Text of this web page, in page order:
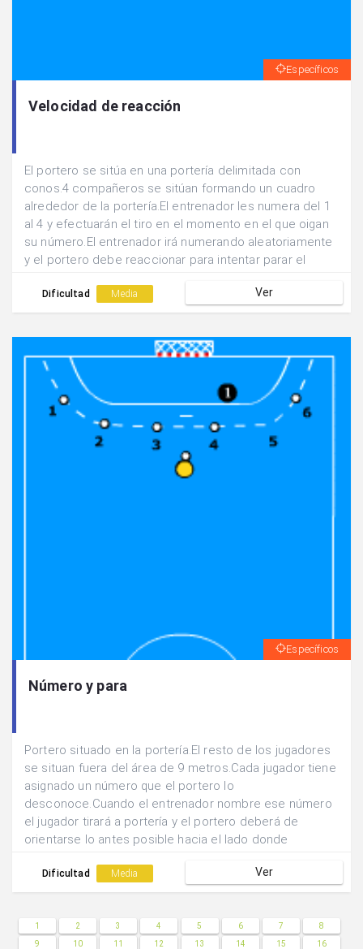
Específicos
Velocidad de reacción
El portero se sitúa en una portería delimitada con
conos.4 compañeros se sitúan formando un cuadro
alrededor de la portería.El entrenador les numera del 1
al 4 y efectuarán el tiro en el momento en el que oigan
su número.El entrenador irá numerando aleatoriamente
y el portero debe reaccionar para intentar parar el
Dificultad Media Ver
Específicos
Número y para
Portero situado en la portería.El resto de los jugadores
se situan fuera del área de 9 metros.Cada jugador tiene
asignado un número que el portero lo
desconoce.Cuando el entrenador nombre ese número
el jugador tirará a portería y el portero deberá de
orientarse lo antes posible hacia el lado donde
Dificultad Media Ver
1 2 3 4 5 6 7
8
9
10 11 12 13 14 15
16